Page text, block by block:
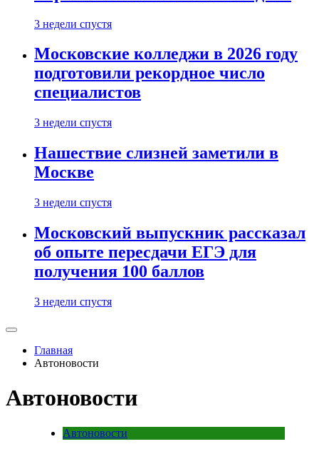
3 недели спустя
Московские колледжи в 2026 году
подготовили рекордное число
специалистов
3 недели спустя
Нашествие слизней заметили в
Москве
3 недели спустя
Московский выпускник рассказал
об опыте пересдачи ЕГЭ для
получения 100 баллов
3 недели спустя
Главная
Автоновости
Автоновости
Автоновости